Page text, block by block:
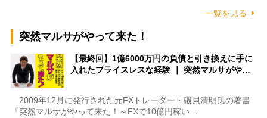
一覧を見る
突然マルサがやって来た！
【最終回】1億6000万円の負債と引き換えに手に
入れたプライスレスな経験 ｜ 突然マルサがや…
2009年12月に発行された元FXトレーダー・磯貝清明氏の著書
『突然マルサがやって来た！～FXで10億円稼い…